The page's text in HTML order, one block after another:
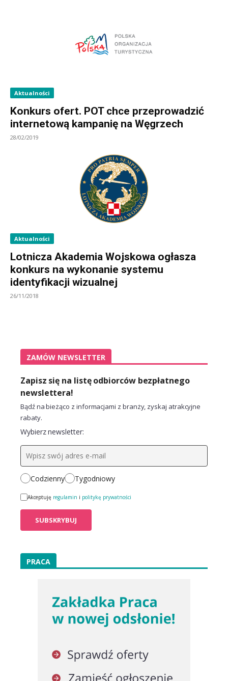
Aktualności
Konkurs ofert. POT chce przeprowadzić
internetową kampanię na Węgrzech
28/02/2019
Aktualności
Lotnicza Akademia Wojskowa ogłasza
konkurs na wykonanie systemu
identyfikacji wizualnej
26/11/2018
ZAMÓW NEWSLETTER
Zapisz się na listę odbiorców bezpłatnego
newslettera!
Bądź na bieżąco z informacjami z branży, zyskaj atrakcyjne
rabaty.
Wybierz newsletter:
Codzienny Tygodniowy
Akceptuję regulamin i politykę prywatności
PRACA